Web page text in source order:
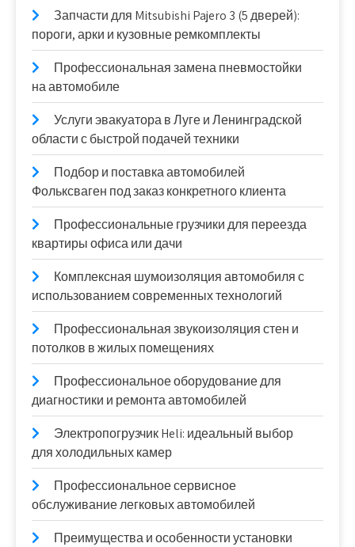
Запчасти для Mitsubishi Pajero 3 (5 дверей):
пороги, арки и кузовные ремкомплекты
Профессиональная замена пневмостойки
на автомобиле
Услуги эвакуатора в Луге и Ленинградской
области с быстрой подачей техники
Подбор и поставка автомобилей
Фольксваген под заказ конкретного клиента
Профессиональные грузчики для переезда
квартиры офиса или дачи
Комплексная шумоизоляция автомобиля с
использованием современных технологий
Профессиональная звукоизоляция стен и
потолков в жилых помещениях
Профессиональное оборудование для
диагностики и ремонта автомобилей
Электропогрузчик Heli: идеальный выбор
для холодильных камер
Профессиональное сервисное
обслуживание легковых автомобилей
Преимущества и особенности установки